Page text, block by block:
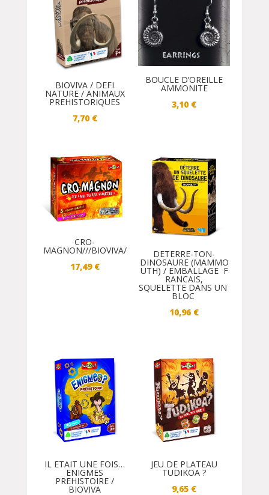
BIOVIVA / DEFI
NATURE / ANIMAUX
PREHISTORIQUES
7,70 €
BOUCLE D’OREILLE
AMMONITE
3,10 €
CRO-
MAGNON///BIOVIVA/
17,49 €
DETERRE-TON-
DINOSAURE (MAMMO
UTH) / EMBALLAGE F
RANCAIS,
SQUELETTE DANS UN
BLOC
10,96 €
IL ETAIT UNE FOIS…
ENIGMES
PREHISTOIRE /
BIOVIVA
JEU DE PLATEAU
TUDIKOA ?
9,65 €